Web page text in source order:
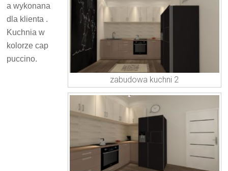
zabudowa kuchni 2
a wykonana
dla klienta .
Kuchnia w
kolorze cap
puccino.